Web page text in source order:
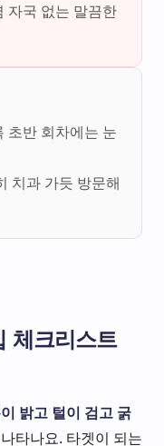
자국 없는 말끔한
초반 회차에는 눈
치과 가듯 방문해
체크리스트
이 밝고 털이 검고 굵
타나요. 타겟이 되는